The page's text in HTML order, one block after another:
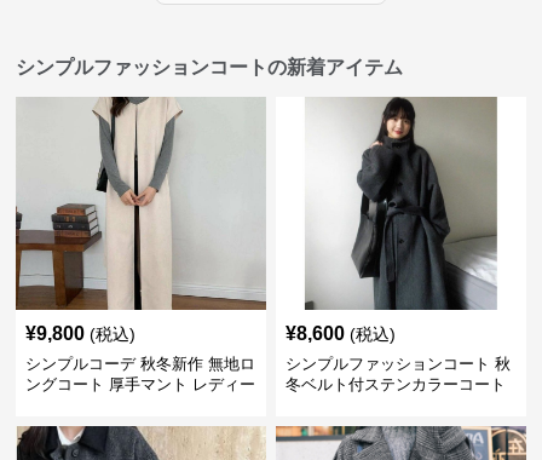
シンプルファッションコートの新着アイテム
¥9,800 (税込)
シンプルコーデ 秋冬新作 無地ロ
ングコート 厚手マント レディー
¥8,600 (税込)
シンプルファッションコート 秋
冬ベルト付ステンカラーコート